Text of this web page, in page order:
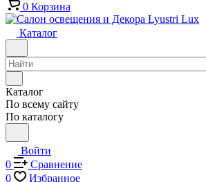
0 Корзина
Каталог
Каталог
По всему сайту
По каталогу
Войти
0
Сравнение
0
Избранное